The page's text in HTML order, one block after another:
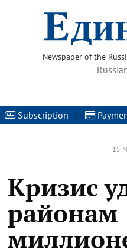
Newspaper of the
Subscription |
15
Кризис
районам